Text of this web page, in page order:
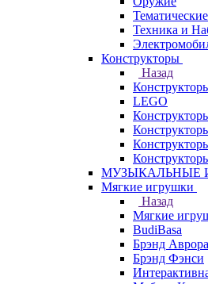
Техника и
Конструкторы
Назад
LEGO
МУЗЫКАЛЬНЫЕ
Мягкие игрушки
Назад
Мягкие
BudiBasa
Брэнд Аврора
Брэнд Фэнси